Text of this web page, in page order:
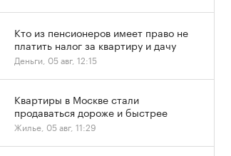
Кто из пенсионеров имеет право не
платить налог за квартиру и дачу
Деньги, 05 авг, 12:15
Квартиры в Москве стали
продаваться дороже и быстрее
Жилье, 05 авг, 11:29